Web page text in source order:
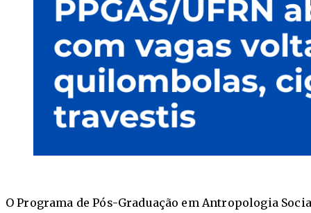
O Programa de Pós-Graduação em Antropologia